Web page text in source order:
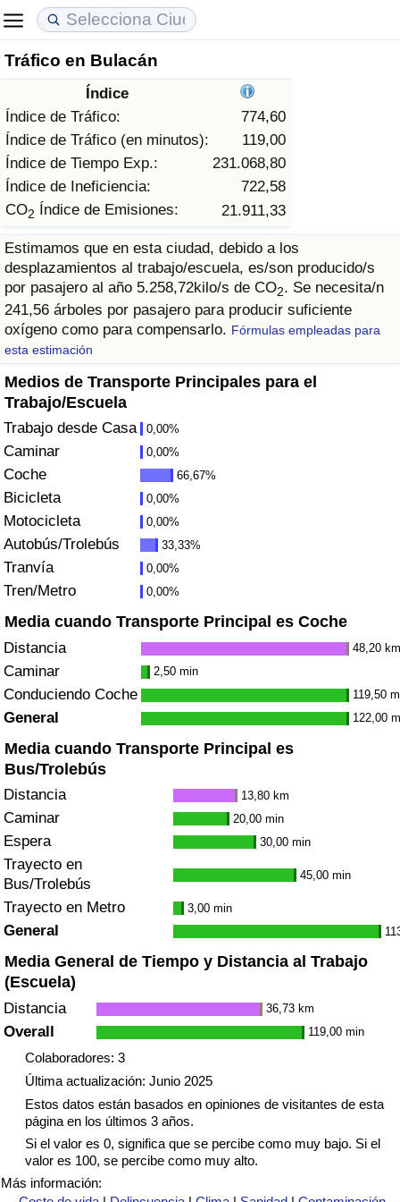
Tráfico en Bulacán
Índice
Índice de Tráfico:
774,60
Índice de Tráfico (en minutos):
119,00
Índice de Tiempo Exp.:
231.068,80
Índice de Ineficiencia:
722,58
CO2 Índice de Emisiones: 21.911,33
Estimamos que en esta ciudad, debido a los
desplazamientos al trabajo/escuela, es/son producido/s
por pasajero al año 5.258,72kilo/s de CO2. Se necesita/n
241,56 árboles por pasajero para producir suficiente
oxígeno como para compensarlo. Fórmulas empleadas para
esta estimación
Medios de Transporte Principales para el
Trabajo/Escuela
Trabajo desde Casa 0,00%
Caminar 0,00%
Coche 66,67%
Bicicleta 0,00%
Motocicleta 0,00%
Autobús/Trolebús 33,33%
Tranvía 0,00%
Tren/Metro 0,00%
Media cuando Transporte Principal es Coche
Distancia 48,20 km
Caminar 2,50 min
Conduciendo Coche 119,50
General 122,00
Media cuando Transporte Principal es
Bus/Trolebús
Distancia 13,80 km
Caminar 20,00 min
Espera 30,00 min
Trayecto en
Bus/Trolebús
45,00 min
Trayecto en Metro 3,00 min
General
Media General de Tiempo y Distancia al Trabajo
(Escuela)
Distancia 36,73 km
Overall 119,00 min
Colaboradores: 3
Última actualización: Junio 2025
Estos datos están basados en opiniones de visitantes de esta
página en los últimos 3 años.
Si el valor es 0, significa que se percibe como muy bajo. Si el
valor es 100, se percibe como muy alto.
Más información:
Coste de vida
Índice de Costo de Vida (Actual)
Índice de Costo de Vida
Índice de costo de vida por país
en aqaba
Precios de las propiedades
Índice de Precios de Inmuebles (Actual)
Índice de Precios de Inmuebles
Índice de Precios de Inmuebles por País
Calidad de Vida
Índice de Calidad de Vida
Índice de Calidad de Vida (Actual)
Índice de calidad de vida por país
Delincuencia
Calificación del Índice de Criminalidad (Actual)
Índice de Criminalidad
Índice de criminalidad por país
Sanidad
Índice de Sanidad (Actual)
Índice de Sanidad
Índice de Sanidad por País
Contaminación
Índice de Contaminación (Actual)
Índice de contaminación
Índice de Contaminación por País
Tráfico
Índice de Tráfico
Índice de Tráfico (Actual)
Índice de Tráfico por País